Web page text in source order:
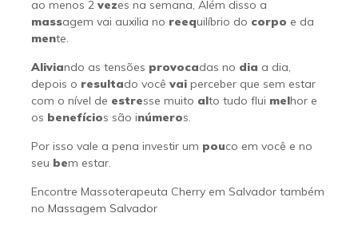
ao menos 2 vezes na semana, Além disso a
massagem vai auxilia no reequilíbrio do corpo e da
mente.
Aliviando as tensões provocadas no dia a dia,
depois o resultado você vaiperceber que sem estar
com o nível de estresse muito alto tudo flui melhor e
os benefícios são inúmeros.
Por isso vale a pena investir um pouco em você e no
seu bem estar.
Encontre Massoterapeuta Cherry em Salvador também
no Massagem Salvador